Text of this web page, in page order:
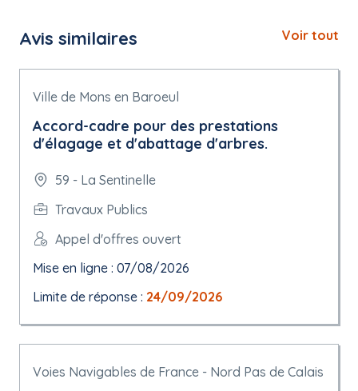
Avis similaires Voir tout
Ville de Mons en Baroeul
Accord-cadre pour des prestations
d'élagage et d'abattage d'arbres.
59 - La Sentinelle
Travaux Publics
Appel d'offres ouvert
Mise en ligne : 07/08/2026
Limite de réponse : 24/09/2026
Voies Navigables de France - Nord Pas de Calais